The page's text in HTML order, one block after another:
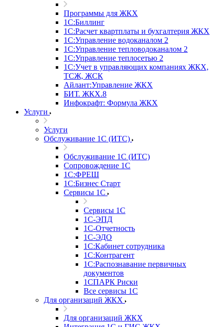
Программы для ЖКХ
1С:Биллинг
1С:Расчет квартплаты и бухгалтерия ЖКХ
1С:Управление водоканалом 2
1С:Управление тепловодоканалом 2
1С:Управление теплосетью 2
1С:Учет в управляющих компаниях ЖКХ,
ТСЖ, ЖСК
Айлант:Управление ЖКХ
БИТ. ЖКХ.8
Инфокрафт: Формула ЖКХ
Услуги
Услуги
Обслуживание 1С (ИТС)
Обслуживание 1С (ИТС)
Сопровождение 1С
1С:ФРЕШ
1С:Бизнес Старт
Сервисы 1С
Сервисы 1С
1С-ЭПД
1С-Отчетность
1С-ЭДО
1С:Кабинет сотрудника
1С:Контрагент
1С:Распознавание первичных
документов
1СПАРК Риски
Все сервисы 1С
Для организаций ЖКХ
Для организаций ЖКХ